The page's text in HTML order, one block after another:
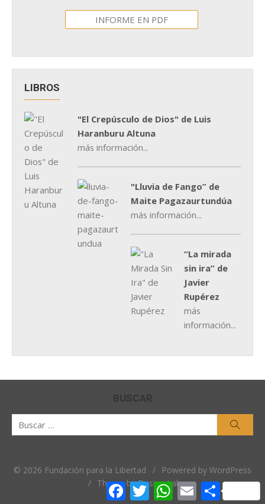
INFORME EN PDF
LIBROS
"El Crepúsculo de Dios" de Luis
Haranburu Altuna
más información...
"Lluvia de Fango” de
Maite Pagazaurtundúa
más información...
“La mirada
sin ira” de
Javier
Rupérez
más
información...
BUSCAR
© 2026 Fundación para la Libertad /
Powered by WordPress
/ Theme by Design Lab
Facebook
TwitterWhatsApp
EmailCompartir